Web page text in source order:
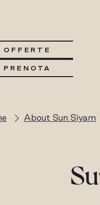
OFFERTE
PRENOTA
About Sun Siyam